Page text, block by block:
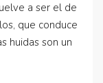
a ser el de
que conduce
huidas son un